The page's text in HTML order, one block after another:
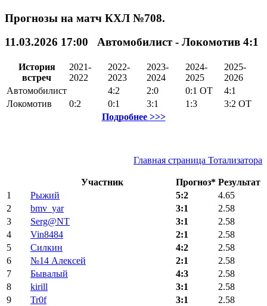
Прогнозы на матч КХЛ №708.
11.03.2026 17:00 Автомобилист - Локомотив 4:1
История
встреч
2021-
2022
2022-
2023
2023-
2024
2024-
2025
2025-
2026
Автомобилист
4:2 2:0 0:1 ОТ
4:1
Локомотив
0:2 0:1 3:1 1:3 3:2 ОТ
Подробнее >>>
Главная страница Тотализатора
Участник Прогноз* Результат
1
Рыжий 5:2
4.65
2
bmv_yar 3:1
2.58
3
Serg@NT 3:1
2.58
4
Vin8484 2:1
2.58
5
Силкин 4:2
2.58
6
№14 Алексей 2:1
2.58
7
Бывалый 4:3
2.58
8
kirill 3:1
2.58
9
Tr0f 3:1
2.58